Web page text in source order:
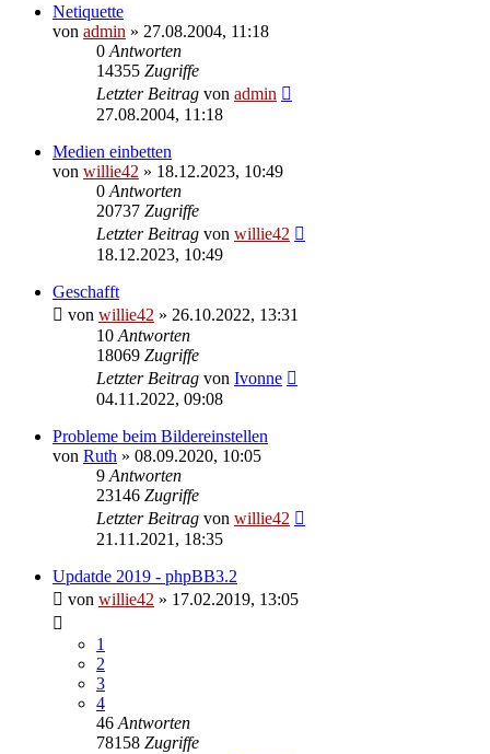
Netiquette
von admin » 27.08.2004, 11:18
0 Antworten
14355 Zugriffe
Letzter Beitrag von admin
27.08.2004, 11:18
Medien einbetten
von willie42 » 18.12.2023, 10:49
0 Antworten
20737 Zugriffe
Letzter Beitrag von willie42
18.12.2023, 10:49
Geschafft
von willie42 » 26.10.2022, 13:31
10 Antworten
18069 Zugriffe
Letzter Beitrag von Ivonne
04.11.2022, 09:08
Probleme beim Bildereinstellen
von Ruth » 08.09.2020, 10:05
9 Antworten
23146 Zugriffe
Letzter Beitrag von willie42
21.11.2021, 18:35
Updatde 2019 - phpBB3.2
von willie42 » 17.02.2019, 13:05
1
2
3
4
46 Antworten
78158 Zugriffe